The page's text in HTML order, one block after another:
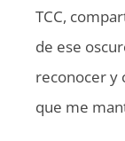
TCC,
de ese
reconocer y
que me